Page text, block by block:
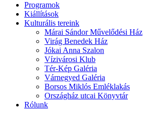
Programok
Kiállítások
Kulturális tereink
Márai Sándor Művelődési Ház
Virág Benedek Ház
Jókai Anna Szalon
Vízivárosi Klub
Tér-Kép Galéria
Várnegyed Galéria
Borsos Miklós Emléklakás
Országház utcai Könyvtár
Rólunk